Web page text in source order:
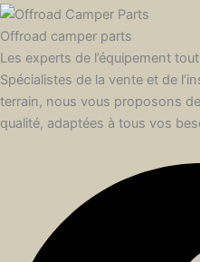
Offroad camper parts
Les experts de l’équipement
Spécialistes de la vente et de
terrain, nous vous proposons
qualité, adaptées à tous vos